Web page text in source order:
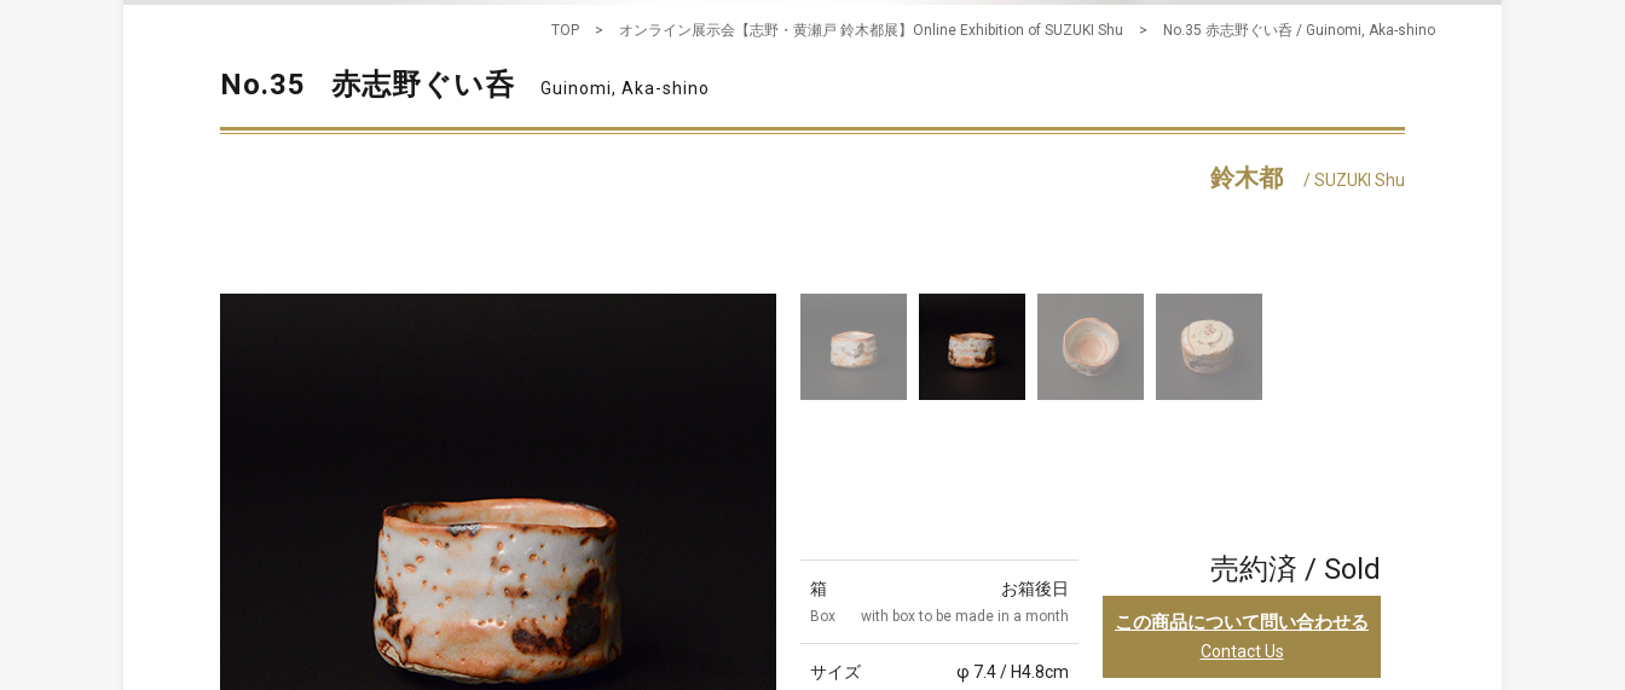
TOP > オンライン展示会【志野・黄瀬戸 鈴木都展】Online Exhibition of SUZUKI Shu > No.35 赤志野ぐい呑 / Guinomi, Aka-shino
No.35 赤志野ぐい呑 Guinomi, Aka-shino
鈴木都 / SUZUKI Shu
箱
Box
お箱後日
with box to be made in a month
サイズ φ 7.4 / H4.8cm
売約済 / Sold
この商品について問い合わせる
Contact Us